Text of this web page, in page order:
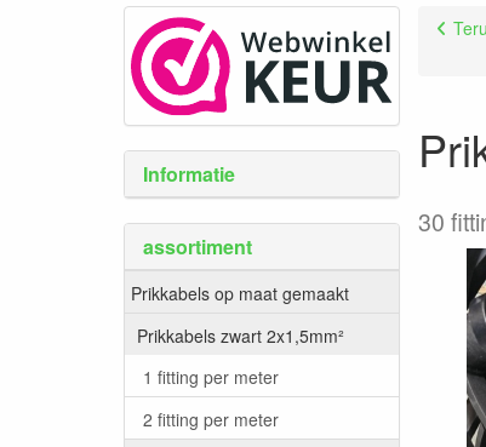
Informatie
assortiment
Prikkabels op maat gemaakt
Prikkabels zwart 2x1,5mm²
1 fitting per meter
2 fitting per meter
30